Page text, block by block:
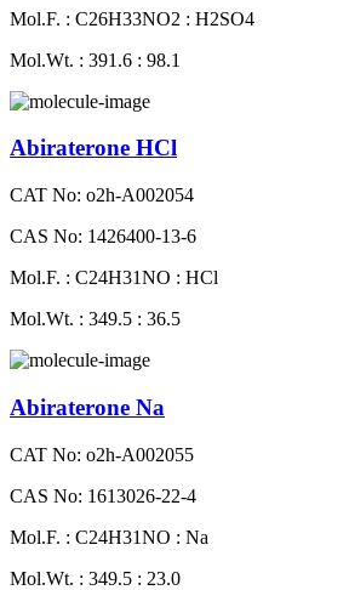
Mol.F. : C26H33NO2 : H2SO4
Mol.Wt. : 391.6 : 98.1
Abiraterone HCl
CAT No: o2h-A002054
CAS No: 1426400-13-6
Mol.F. : C24H31NO : HCl
Mol.Wt. : 349.5 : 36.5
Abiraterone Na
CAT No: o2h-A002055
CAS No: 1613026-22-4
Mol.F. : C24H31NO : Na
Mol.Wt. : 349.5 : 23.0